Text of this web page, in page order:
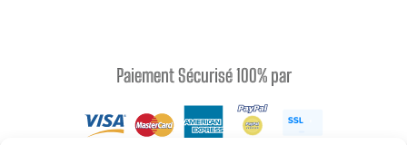
Paiement Sécurisé 100% par